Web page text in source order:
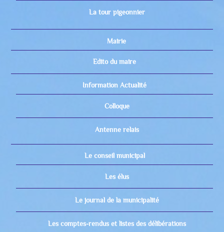
La tour pigeonnier
Mairie
Edito du maire
Information Actualité
Colloque
Antenne relais
Le conseil municipal
Les élus
Le journal de la municipalité
Les comptes-rendus et listes des délibérations